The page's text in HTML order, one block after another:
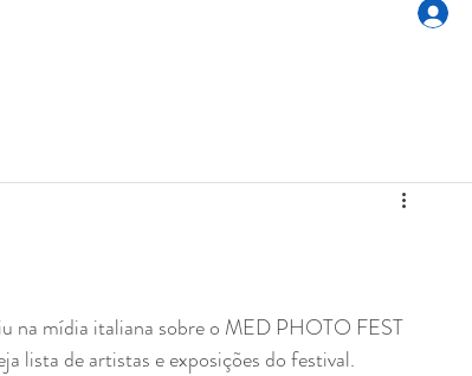
na mídia italiana sobre o MED PHOTO FEST
lista de artistas e exposições do festival.